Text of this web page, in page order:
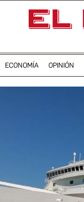
ECONOMÍA OPINIÓN